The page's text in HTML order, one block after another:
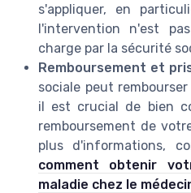
s'appliquer, en
l'intervention n'est
charge par la sécurité
Remboursement et
sociale peut
il est crucial de bien
remboursement de
plus d'informations,
comment obtenir
maladie chez le